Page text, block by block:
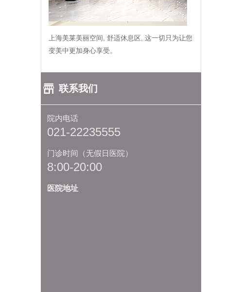
上海美莱美丽空间, 舒适休息区, 这一切只为让您
变美中更加身心享受。
联系我们
院内电话
021-22235555
门诊时间（无假日医院）
8:00-20:00
医院地址